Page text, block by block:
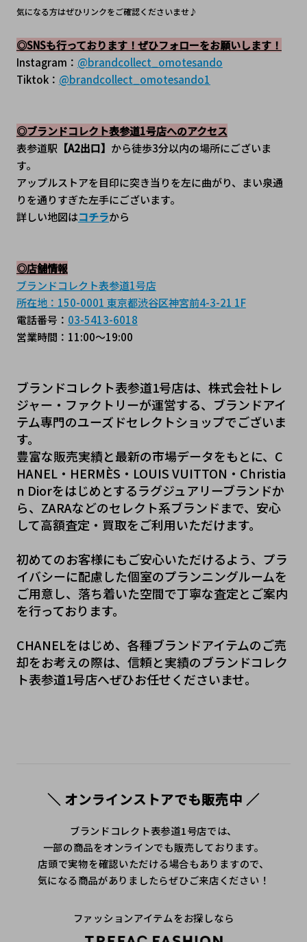
気になる方はぜひリンクをご確認くださいませ♪
◎SNSも行っております！ぜひフォローをお願いします！
Instagram： @brandcollect_omotesando
Tiktok： @brandcollect_omotesando1
◎ブランドコレクト表参道1号店へのアクセス
表参道駅【A2出口】 から徒歩3分以内の場所にございま
す。
アップルストアを目印に突き当りを左に曲がり、まい泉通
りを通りすぎた左手にございます。
詳しい地図はコチラから
◎店舗情報
ブランドコレクト表参道1号店
所在地：150-0001 東京都渋谷区神宮前4-3-21 1F
電話番号： 03-5413-6018
営業時間：11:00～19:00
ブランドコレクト表参道1号店は、株式会社トレ
ジャー・ファクトリーが運営する、ブランドアイ
テム専門のユーズドセレクトショップでございま
す。
豊富な販売実績と最新の市場データをもとに、C
HANEL・HERMÈS・LOUIS VUITTON・Christia
n Diorをはじめとするラグジュアリーブランドか
ら、ZARAなどのセレクト系ブランドまで、安心
して高額査定・買取をご利用いただけます。
初めてのお客様にもご安心いただけるよう、プラ
イバシーに配慮した個室のプランニングルームを
ご用意し、落ち着いた空間で丁寧な査定とご案内
を行っております。
CHANELをはじめ、各種ブランドアイテムのご売
却をお考えの際は、信頼と実績のブランドコレク
ト表参道1号店へぜひお任せくださいませ。
＼ オンラインストアでも販売中 ／
ブランドコレクト表参道1号店では、
一部の商品をオンラインでも販売しております。
店頭で実物を確認いただける場合もありますので、
気になる商品がありましたらぜひご来店ください！
ファッションアイテムをお探しなら